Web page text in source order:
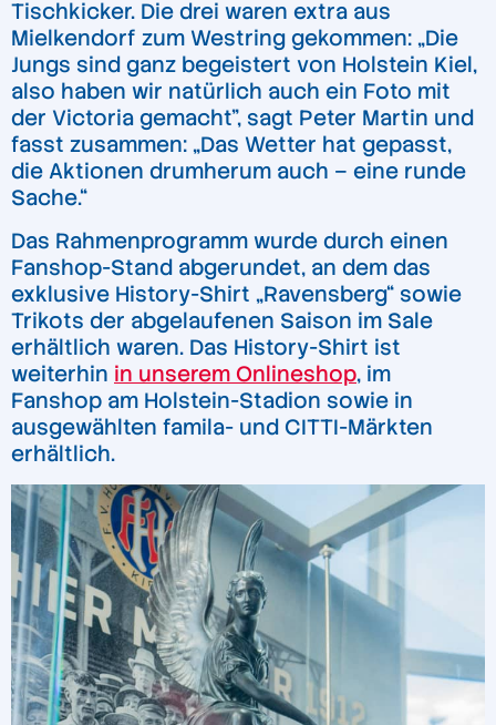
Tischkicker. Die drei waren extra aus
Mielkendorf zum Westring gekommen: „Die
Jungs sind ganz begeistert von Holstein Kiel,
also haben wir natürlich auch ein Foto mit
der Victoria gemacht”, sagt Peter Martin und
fasst zusammen: „Das Wetter hat gepasst,
die Aktionen drumherum auch – eine runde
Sache.“
Das Rahmenprogramm wurde durch einen
Fanshop-Stand abgerundet, an dem das
exklusive History-Shirt „Ravensberg“ sowie
Trikots der abgelaufenen Saison im Sale
erhältlich waren. Das History-Shirt ist
weiterhin in unserem Onlineshop, im
Fanshop am Holstein-Stadion sowie in
ausgewählten famila- und CITTI-Märkten
erhältlich.